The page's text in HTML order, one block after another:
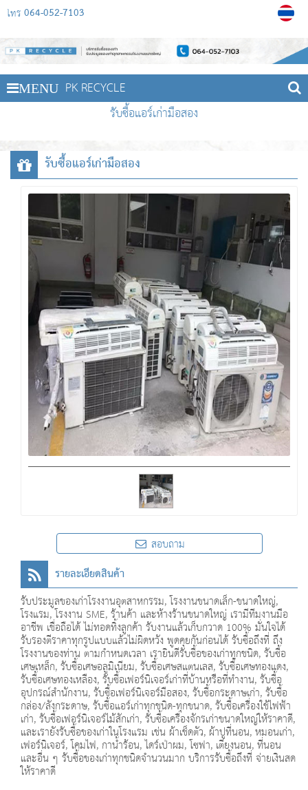
โทร 064-052-7103
MENU PK RECYCLE
รับซื้อแอร์เก่ามือสอง
รับซื้อแอร์เก่ามือสอง
สอบถาม
รายละเอียดสินค้า
รับประมูลของเก่าโรงงานอุตสาหกรรม, โรงงานขนาดเล็ก-ขนาดใหญ่,
โรงแรม, โรงงาน SME, ร้านค้า และห้างร้านขนาดใหญ่ เรามีทีมงานมือ
อาชีพ เชื่อถือได้ ไม่ทอดทิ้งลูกค้า รับงานแล้วเก็บกวาด 100% มั่นใจได้
รับรองตีราคาทุกรูปแบบแล้วไม่ผิดหวัง พูดคุยกันก่อนได้ รับซื้อถึงที่ ถึง
โรงงานของท่าน ตามกำหนดเวลา เรายินดีรับซื้อของเก่าทุกชนิด, รับซื้อ
เศษเหล็ก, รับซื้อเศษอลูมิเนียม, รับซื้อเศษสแตนเลส, รับซื้อเศษทองแดง,
รับซื้อเศษทองเหลือง, รับซื้อเฟอร์นิเจอร์เก่าที่บ้านหรือที่ทำงาน, รับซื้อ
อุปกรณ์สำนักงาน, รับซื้อเฟอร์นิเจอร์มือสอง, รับซื้อกระดาษเก่า, รับซื้อ
กล่อง/ลังกระดาษ, รับซื้อแอร์เก่าทุกชนิด-ทุกขนาด, รับซื้อเครื่องใช้ไฟฟ้า
เก่า, รับซื้อเฟอร์นิเจอร์ไม้สักเก่า, รับซื้อเครื่องจักรเก่าขนาดใหญ่ให้ราคาดี,
และเรายังรับซื้อของเก่าในโรงแรม เช่น ผ้าเช็ดตัว, ผ้าปูที่นอน, หมอนเก่า,
เฟอร์นิเจอร์, โคมไฟ, กาน้ำร้อน, ไดร์เป่าผม, โซฟา, เตียงนอน, ที่นอน
และอื่น ๆ รับซื้อของเก่าทุกชนิดจำนวนมาก บริการรับซื้อถึงที่ จ่ายเงินสด
ให้ราคาดี